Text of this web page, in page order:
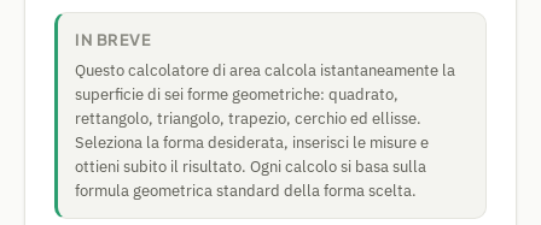
IN BREVE
Questo calcolatore di area calcola istantaneamente la
superficie di sei forme geometriche: quadrato,
rettangolo, triangolo, trapezio, cerchio ed ellisse.
Seleziona la forma desiderata, inserisci le misure e
ottieni subito il risultato. Ogni calcolo si basa sulla
formula geometrica standard della forma scelta.